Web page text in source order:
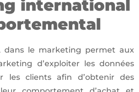
international
dans le marketing permet aux
d’exploiter les données
les clients afin d’obtenir des